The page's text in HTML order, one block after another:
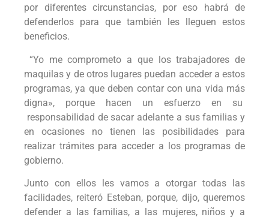
por diferentes circunstancias, por eso habrá de
defenderlos para que también les lleguen estos
beneficios.
“Yo me comprometo a que los trabajadores de
maquilas y de otros lugares puedan acceder a estos
programas, ya que deben contar con una vida más
digna», porque hacen un esfuerzo en su
responsabilidad de sacar adelante a sus familias y
en ocasiones no tienen las posibilidades para
realizar trámites para acceder a los programas de
gobierno.
Junto con ellos les vamos a otorgar todas las
facilidades, reiteró Esteban, porque, dijo, queremos
defender a las familias, a las mujeres, niños y a